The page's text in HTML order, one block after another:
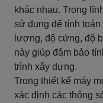
khác nhau. Trong
sử dụng để tính
lượng, độ cứng, độ
này giúp đảm bảo
trình xây dựng.
Trong thiết kế máy
xác định các thông